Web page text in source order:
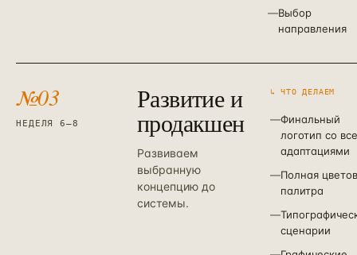
—Выбор
направления
№03
НЕДЕЛЯ 6–8
Развитие и
продакшен
Развиваем
выбранную
концепцию до
системы.
↳ ЧТО ДЕЛАЕМ
—Финальный
логотип со
адаптациями
—Полная
палитра
—
сценарии